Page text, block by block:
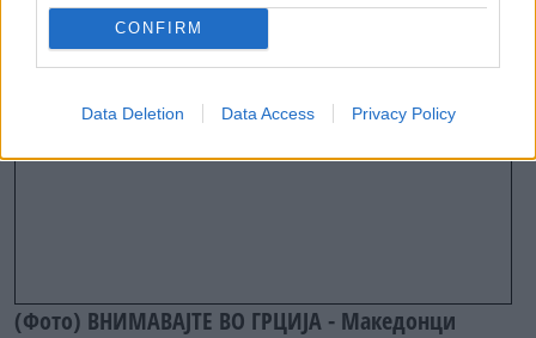
CONFIRM
Data Deletion Data Access Privacy Policy
АВТОМОБИЛИ ЗА „ЦЕНА НА ВЕЛОСИПЕД“ - Бугарија вмешана
во милионска царинска измама со возила за Кипар
(Фото) ВНИМАВАЈТЕ ВО ГРЦИЈА - Македонци